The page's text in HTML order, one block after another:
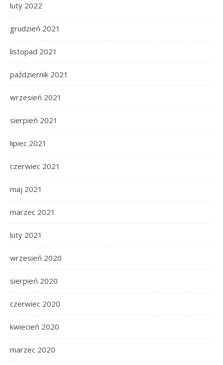
luty 2022
grudzień 2021
listopad 2021
październik 2021
wrzesień 2021
sierpień 2021
lipiec 2021
czerwiec 2021
maj 2021
marzec 2021
luty 2021
wrzesień 2020
sierpień 2020
czerwiec 2020
kwiecień 2020
marzec 2020